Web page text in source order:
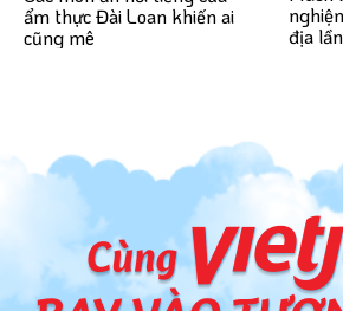
ẩm thực Đài Loan khiến ai
cũng mê
địa